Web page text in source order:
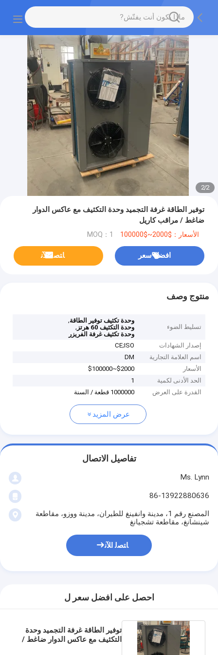
2
/
2
توفير الطاقة غرفة التجميد وحدة التكثيف مع عاكس الدوار
ضاغط / مراقب كاريل
الأسعار：$2000~$100000 MOQ：1
افضل سعر ﺎﺘﺼﻟ ﺍﻶﻧ
منتوج وصف
تسليط الضوء
وحدة تكثيف توفير الطاقة,
وحدة التكثيف 60 هرتز
,
وحدة تكثيف غرفة الفريزر
إصدار الشهادات
CE;ISO
اسم العلامة التجارية
DM
الأسعار
$2000~$100000
الحد الأدنى لكمية
1
القدرة على العرض
1000000 قطعة / السنة
عرض المزيد
تفاصيل الاتصال
Ms. Lynn
86-13922880636
المصنع رقم 1، مدينة وانفينغ للطيران، مدينة ووزو، مقاطعة
شينشانغ، مقاطعة تشجيانغ
ﺎﺘﺼﻟ ﺍﻶﻧ
احصل على افضل سعر ل
توفير الطاقة غرفة التجميد وحدة
التكثيف مع عاكس الدوار ضاغط /